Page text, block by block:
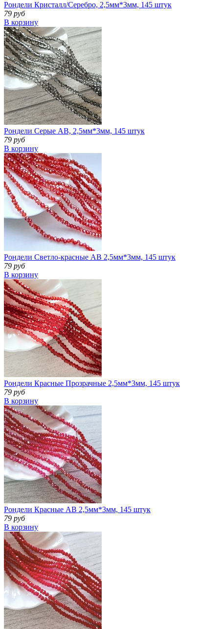
Рондели Кристалл/Серебро, 2,5мм*3мм, 145 штук
79 руб
В корзину
Рондели Серые АВ, 2,5мм*3мм, 145 штук
79 руб
В корзину
Рондели Светло-красные АВ 2,5мм*3мм, 145 штук
79 руб
В корзину
Рондели Красные Прозрачные 2,5мм*3мм, 145 штук
79 руб
В корзину
Рондели Красные АВ 2,5мм*3мм, 145 штук
79 руб
В корзину